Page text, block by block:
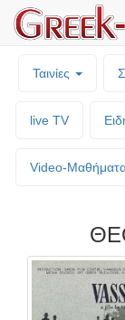
Ταινίες
live TV
Video-